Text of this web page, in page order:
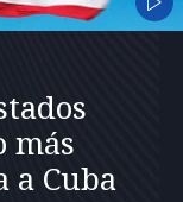
más
a Cuba